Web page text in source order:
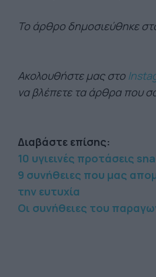
Το άρθρο δημοσιεύθηκε
Ακολουθήστε μας στο
να βλέπετε τα άρθρα που
Διαβάστε επίσης:
10 υγιεινές προτάσεις
9 συνήθειες που μας
την ευτυχία
Οι συνήθειες του